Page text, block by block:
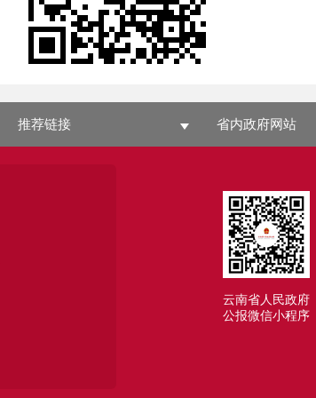
推荐链接 省内政府网站
云南省人民政府
公报微信小程序